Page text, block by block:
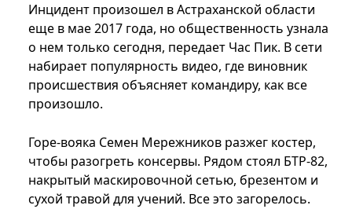
Инцидент произошел в Астраханской области
еще в мае 2017 года, но общественность узнала
о нем только сегодня, передает Час Пик. В сети
набирает популярность видео, где виновник
происшествия объясняет командиру, как все
произошло.
Горе-вояка Семен Мережников разжег костер,
чтобы разогреть консервы. Рядом стоял БТР-82,
накрытый маскировочной сетью, брезентом и
сухой травой для учений. Все это загорелось.